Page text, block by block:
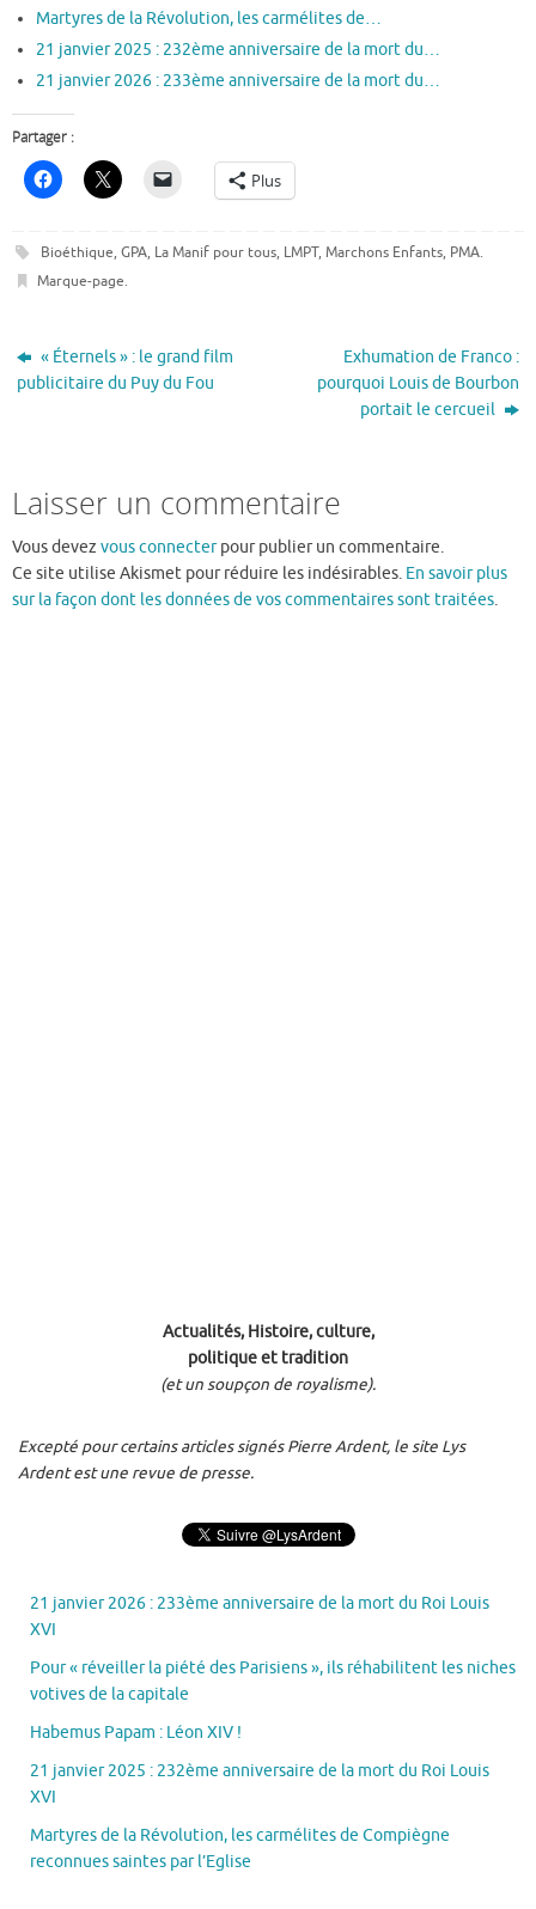
Martyres de la Révolution, les carmélites de…
21 janvier 2025 : 232ème anniversaire de la mort du…
21 janvier 2026 : 233ème anniversaire de la mort du…
Partager :
Plus
Bioéthique, GPA, La Manif pour tous, LMPT, Marchons Enfants, PMA.
Marque-page.
« Éternels » : le grand film
publicitaire du Puy du Fou
Exhumation de Franco :
pourquoi Louis de Bourbon
portait le cercueil
Laisser un commentaire
Vous devez vous connecterpour publier un commentaire.
Ce site utilise Akismet pour réduire les indésirables. En savoir plus
sur la façon dont les données de vos commentaires sont traitées.
Actualités, Histoire, culture,
politique et tradition
(et un soupçon de royalisme).
Excepté pour certains articles signés Pierre Ardent, le site Lys
Ardent est une revue de presse.
21 janvier 2026 : 233ème anniversaire de la mort du Roi Louis
XVI
Pour « réveiller la piété des Parisiens », ils réhabilitent les niches
votives de la capitale
Habemus Papam : Léon XIV !
21 janvier 2025 : 232ème anniversaire de la mort du Roi Louis
XVI
Martyres de la Révolution, les carmélites de Compiègne
reconnues saintes par l’Eglise